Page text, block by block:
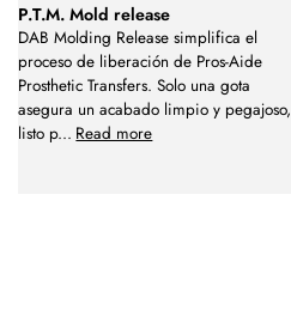
P.T.M. Mold release
DAB Molding Release simplifica el
proceso de liberación de Pros-Aide
Prosthetic Transfers. Solo una gota
asegura un acabado limpio y pegajoso,
listo p... Read more